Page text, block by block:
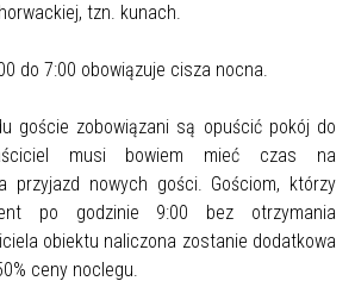
tzn. kunach.
do 7:00 obowiązuje cisza nocna.
goście zobowiązani są opuścić pokój do
musi bowiem mieć czas na
przyjazd nowych gości. Gościom, którzy
po godzinie 9:00 bez otrzymania
obiektu naliczona zostanie dodatkowa
ceny noclegu.